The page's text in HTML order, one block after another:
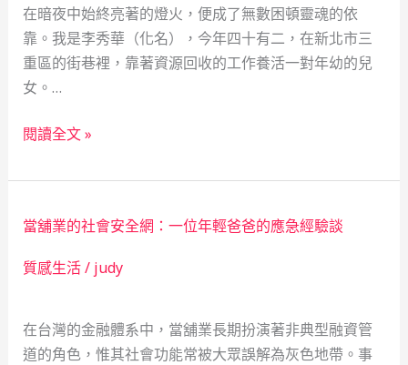
的
「救
急
不
窮」
會
全
網
在暗夜中始終亮著的燈火，便成了無數困頓靈魂的依
靠。我是李秀華（化名），今年四十有二，在新北市三
重區的街巷裡，靠著資源回收的工作養活一對年幼的兒
女。…
寒
爐
一
位
單
媽
媽
閱讀全文 »
當舖業的社會安全網：一位年輕爸爸的應急經驗談
質感生活/ judy
在台灣的金融體系中，當舖業長期扮演著非典型融資管
道的角色，惟其社會功能常被大眾誤解為灰色地帶。事